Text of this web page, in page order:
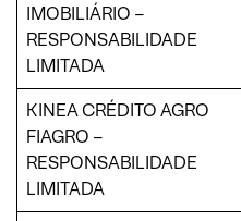
IMOBILIÁRIO –
RESPONSABILIDADE
LIMITADA
KINEA CRÉDITO AGRO
FIAGRO –
RESPONSABILIDADE
LIMITADA